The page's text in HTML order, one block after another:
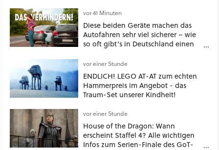
vor 41 Minuten
Diese beiden Geräte machen das
Autofahren sehr viel sicherer – wie
so oft gibt’s in Deutschland einen
vor einer Stunde
ENDLICH! LEGO AT-AT zum echten
Hammerpreis im Angebot - das
Traum-Set unserer Kindheit!
vor einer Stunde
House of the Dragon: Wann
erscheint Staffel 4? Alle wichtigen
Infos zum Serien-Finale des GoT-